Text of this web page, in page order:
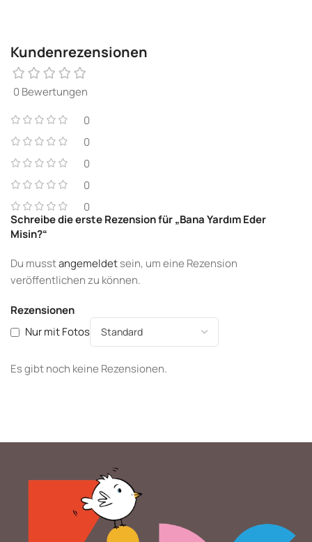
Kundenrezensionen
0 Bewertungen
0
0
0
0
0
Rezensionen
Nur mit Fotos
Es gibt noch keine Rezensionen.
Schreibe die erste Rezension für „Bana Yardım Eder
Misin?“
Du musstangemeldetsein, um eine Rezension
veröffentlichen zu können.